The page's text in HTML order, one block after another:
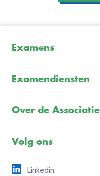
Examens
Examenreglement
Examendiensten
Over de Associatie
Freelance opdrachten
Partners
Volg ons
Linkedin